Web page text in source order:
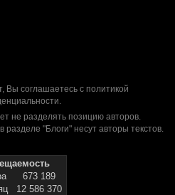
Вы соглашаетесь с политикой
.
не разделять позицию авторов.
"Блоги" несут авторы текстов.
673 189
12 586 370